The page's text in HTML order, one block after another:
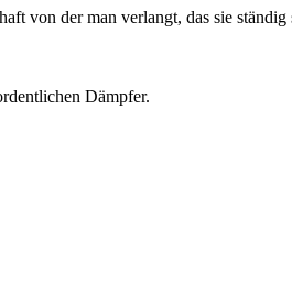
von der man verlangt, das sie
Dämpfer.